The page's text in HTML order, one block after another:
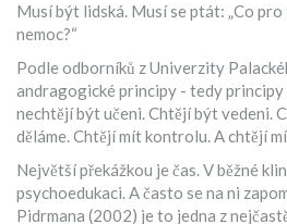
Musí být lidská. Musí se ptát: „Co
nemoc?“
Podle odborníků z Univerzity
andragogické principy - tedy
nechtějí být učeni. Chtějí být vedeni.
děláme. Chtějí mít kontrolu. A chtějí
Největší překážkou je čas. V běžné
psychoedukaci. A často se na ni
Pidrmana (2002) je to jedna z